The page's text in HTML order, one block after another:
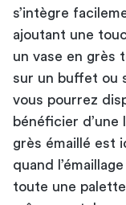
s’intègre
ajoutant une
un vase en grès
sur un buffet ou
vous pourrez
bénéficier d’une
grès émaillé est
quand
toute une